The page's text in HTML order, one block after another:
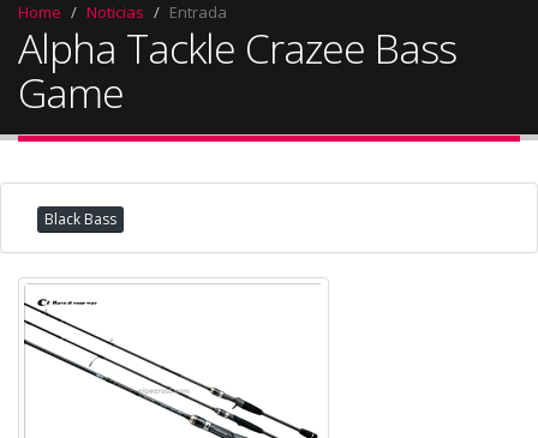
Home Noticias Entrada
Alpha Tackle Crazee Bass
Game
Black Bass